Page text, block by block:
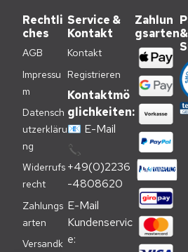
Rechtli
ches
AGB
Impressu
m
Datensch
utzerkläru
ng
Widerrufs
recht
Zahlungs
arten
Versandk
Service &
Kontakt
Kontakt
Registrieren
Kontaktmö
glichkeiten:
📧 E-Mail
📞
+49(0)2236
-4808620
E-Mail
Kundenservic
e:
Zahlun
gsarten&